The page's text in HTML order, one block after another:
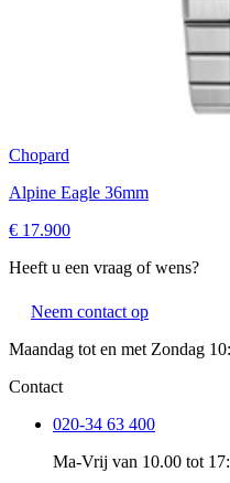
Chopard
Alpine Eagle 36mm
€ 17.900
Heeft u een vraag of wens?
Neem contact op
Maandag tot en met Zondag
Contact
020-34 63 400
Ma-Vrij van 10.00 tot